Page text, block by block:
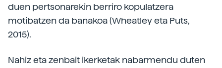
duen pertsonarekin berriro kopulatzera
motibatzen da banakoa (Wheatley eta Puts,
2015).
Nahiz eta zenbait ikerketak nabarmendu duten